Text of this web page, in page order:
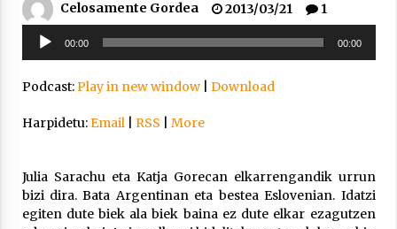
2021/11/25
2021/11/12
Celosamente Gordea 2013/03/21
1
Soinu
erreproduzigailua
00:00 00:00
Podcast:Play in new window| Download
Harpidetu:Email| RSS More
Julia Sarachu eta Katja Gorecan elkarrengandik urrun
bizi dira. Bata Argentinan eta bestea Eslovenian. Idatzi
egiten dute biek ala biek baina ez dute elkar ezagutzen